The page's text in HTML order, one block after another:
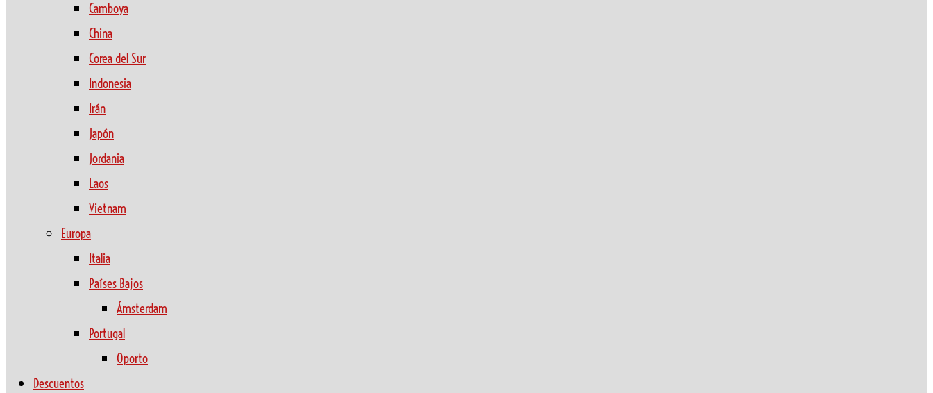
Camboya
China
Corea del Sur
Indonesia
Irán
Japón
Jordania
Laos
Vietnam
Europa
Italia
Países Bajos
Ámsterdam
Portugal
Oporto
Descuentos